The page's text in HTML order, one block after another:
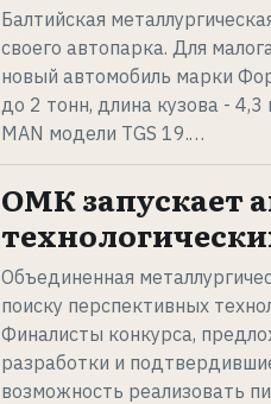
Балтийская
своего автопарка. Для
новый автомобиль марки
до 2 тонн, длина кузова -
MAN модели TGS 19.…
ОМК запускает
Объединенная
поиску перспективных
Финалисты конкурса,
разработки и
возможность реализовать